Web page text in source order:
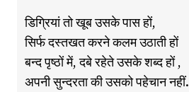
डिग्रियां तो खूब उसके पास हों,
सिर्फ दस्तखत करने कलम उठाती हों
बन्द पृष्ठों में, दबे रहेते उसके शब्द हों ,
अपनी सुन्दरता की उसको पहेचान नहीं.